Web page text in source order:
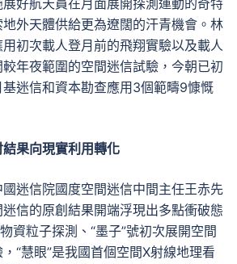
好航天員在月面展開探測運動的奇特
外天體供給更為遼闊的汗青機會。林
初次載人登月前的飛翔實驗以及載人
年夜範圍的空間迷信試驗，今朝已初
迷信和資本勘查應用3個範疇9慷慨
果向現實利用轉化
迷信院國度空間迷信中間主任王赤先
信的原創結果開端浮現出多點衝破態
資粒子探測、“墨子”號初次展開空間
“慧眼”是我國首個空間X射線地理看